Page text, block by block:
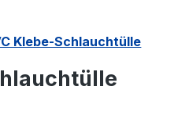
Klebe-Schlauchtülle